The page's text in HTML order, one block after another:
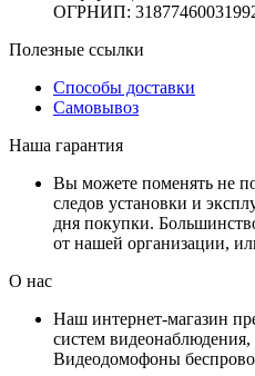
ОГРНИП:
Полезные ссылки
Способы доставки
Самовывоз
Наша гарантия
Вы можете поменять не
следов установки и
дня покупки.
от нашей организации,
О нас
Наш интернет-магазин
систем
Видеодомофоны